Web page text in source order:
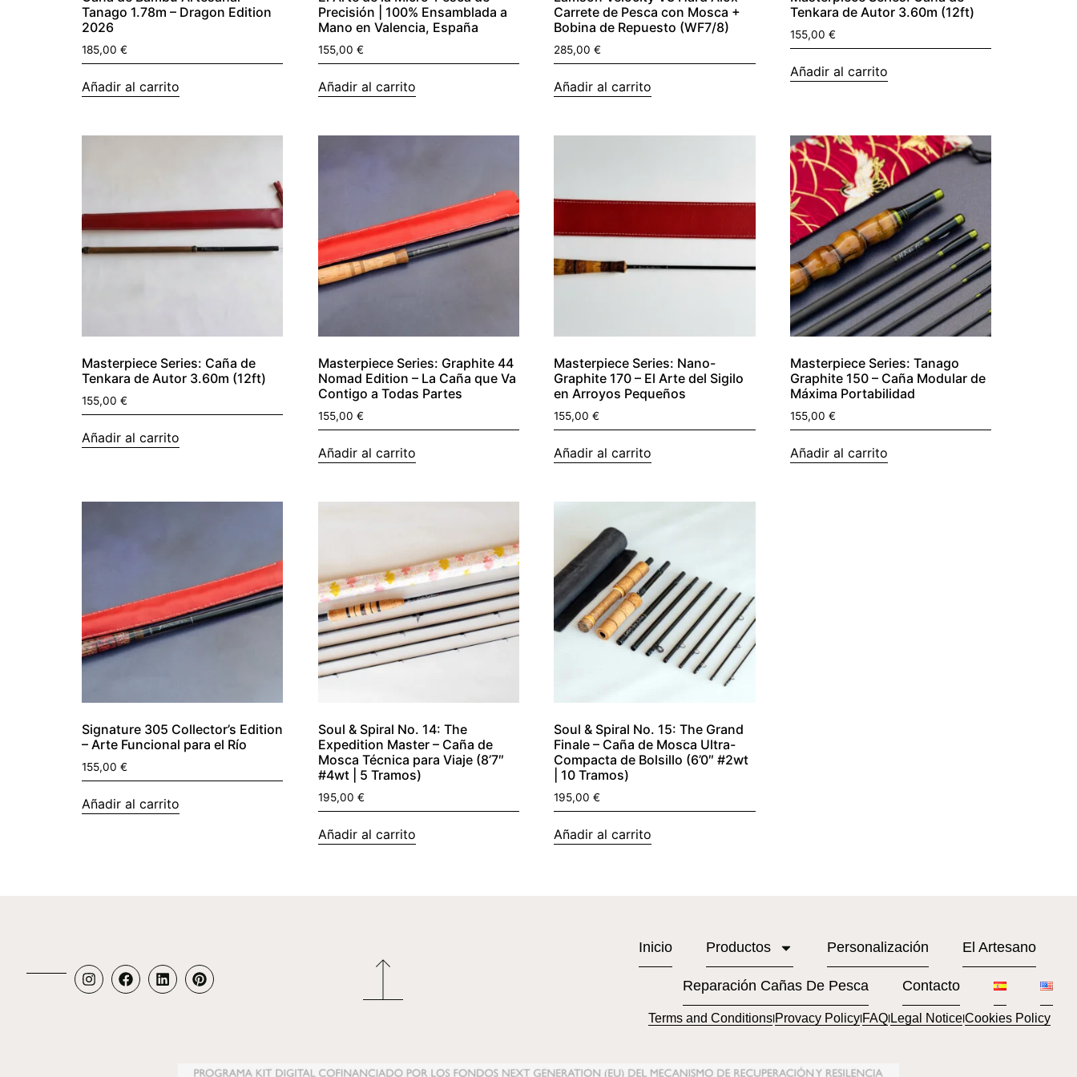
Tanago 1.78m – Dragon Edition
2026
185,00 €
Añadir al carrito
Precisión | 100% Ensamblada a
Mano en Valencia, España
155,00 €
Añadir al carrito
Carrete de Pesca con Mosca +
Bobina de Repuesto (WF7/8)
285,00€
Añadir al carrito
Tenkara de Autor 3.60m (12ft)
155,00€
Añadir al carrito
Masterpiece Series: Caña de
Tenkara de Autor 3.60m (12ft)
155,00 €
Añadir al carrito
Masterpiece Series: Graphite 44
Nomad Edition – La Caña que Va
Contigo a Todas Partes
155,00 €
Añadir al carrito
Masterpiece Series: Nano-
Graphite 170 – El Arte del Sigilo
en Arroyos Pequeños
155,00€
Añadir al carrito
Masterpiece Series: Tanago
Graphite 150 – Caña Modular de
Máxima Portabilidad
155,00€
Añadir al carrito
Signature 305 Collector’s Edition
– Arte Funcional para el Río
155,00 €
Añadir al carrito
Soul & Spiral No. 14: The
Expedition Master – Caña de
Mosca Técnica para Viaje (8’7″
#4wt | 5 Tramos)
195,00 €
Añadir al carrito
Soul & Spiral No. 15: The Grand
Finale – Caña de Mosca Ultra-
Compacta de Bolsillo (6’0″ #2wt
| 10 Tramos)
195,00€
Añadir al carrito
Inicio Productos Personalización El Artesano
Reparación Cañas De Pesca Contacto
Terms and ConditionslProvacy PolicylFAQlLegal NoticelCookies Policy